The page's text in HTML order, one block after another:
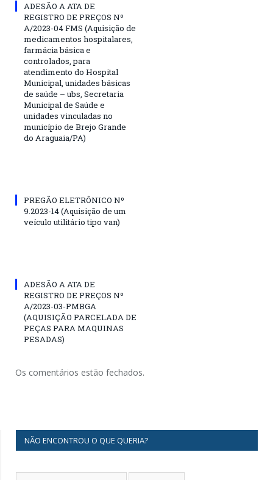
ADESÃO A ATA DE
REGISTRO DE PREÇOS Nº
A/2023-04 FMS (Aquisição de
medicamentos hospitalares,
farmácia básica e
controlados, para
atendimento do Hospital
Municipal, unidades básicas
de saúde – ubs, Secretaria
Municipal de Saúde e
unidades vinculadas no
município de Brejo Grande
do Araguaia/PA)
PREGÃO ELETRÔNICO Nº
9.2023-14 (Aquisição de um
veículo utilitário tipo van)
ADESÃO A ATA DE
REGISTRO DE PREÇOS Nº
A/2023-03-PMBGA
(AQUISIÇÃO PARCELADA DE
PEÇAS PARA MAQUINAS
PESADAS)
Os comentários estão fechados.
NÃO ENCONTROU O QUE QUERIA?